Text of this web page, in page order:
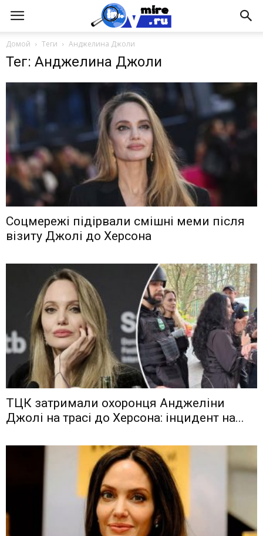
Домой Теги Анджелина Джоли
Тег: Анджелина Джоли
Соцмережі підірвали смішні меми після
візиту Джолі до Херсона
ТЦК затримали охоронця Анджеліни
Джолі на трасі до Херсона: інцидент на...